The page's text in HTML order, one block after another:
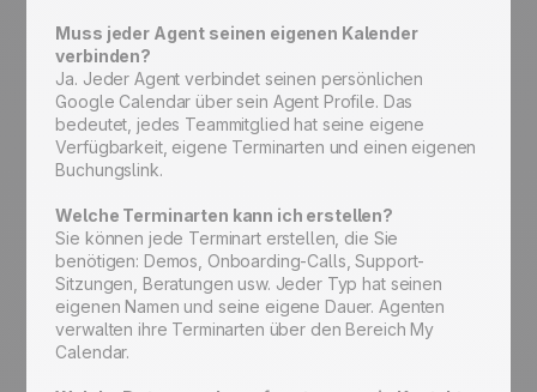
Muss jeder Agent seinen eigenen Kalender
verbinden?
Ja. Jeder Agent verbindet seinen persönlichen
Google Calendar über sein Agent Profile. Das
bedeutet, jedes Teammitglied hat seine eigene
Verfügbarkeit, eigene Terminarten und einen eigenen
Buchungslink.
Welche Terminarten kann ich erstellen?
Sie können jede Terminart erstellen, die Sie
benötigen: Demos, Onboarding-Calls, Support-
Sitzungen, Beratungen usw. Jeder Typ hat seinen
eigenen Namen und seine eigene Dauer. Agenten
verwalten ihre Terminarten über den Bereich My
Calendar.